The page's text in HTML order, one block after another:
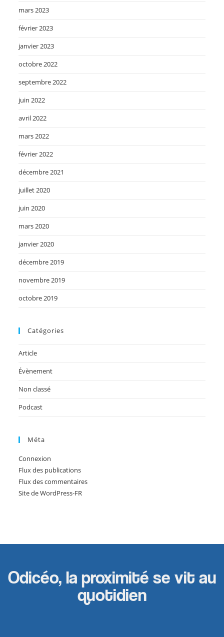
mars 2023
février 2023
janvier 2023
octobre 2022
septembre 2022
juin 2022
avril 2022
mars 2022
février 2022
décembre 2021
juillet 2020
juin 2020
mars 2020
janvier 2020
décembre 2019
novembre 2019
octobre 2019
Catégories
Article
Évènement
Non classé
Podcast
Méta
Connexion
Flux des publications
Flux des commentaires
Site de WordPress-FR
Odicéo, la proximité se vit au
quotidien